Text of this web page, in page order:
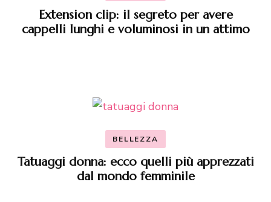
Extension clip: il segreto per avere
cappelli lunghi e voluminosi in un attimo
BELLEZZA
Tatuaggi donna: ecco quelli più apprezzati
dal mondo femminile